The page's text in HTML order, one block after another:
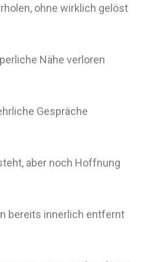
ohne wirklich gelöst
Nähe verloren
Gespräche
aber noch Hoffnung
bereits innerlich entfernt